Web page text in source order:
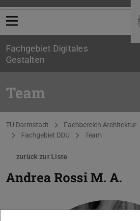
Menü öffnen
Fachgebiet Digitales
Gestalten
Team
Sie befinden sich hier:
TU Darmstadt Fachbereich Architektur
Fachgebiet DDU
Team
zurück zur Liste
Andrea RossiM. A.